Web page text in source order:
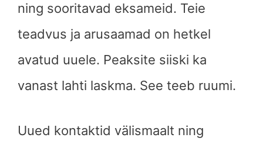
ning sooritavad eksameid. Teie
teadvus ja arusaamad on hetkel
avatud uuele. Peaksite siiski ka
vanast lahti laskma. See teeb ruumi.
Uued kontaktid välismaalt ning